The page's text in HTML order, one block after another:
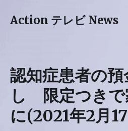
Action テレビ News
認知症患者の預
し 限定つきで
に(2021年2月